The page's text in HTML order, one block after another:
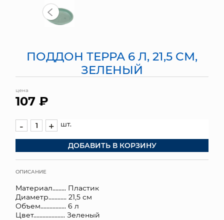
ЯЩИКИ
СУНДУКИ
ПОДАРОЧНЫЕ КАРТЫ
ОПТОВЫМ КЛИЕНТАМ
ПОДДОН ТЕРРА 6 Л, 21,5 СМ,
ЗЕЛЕНЫЙ
цена
107 ₽
- + шт.
ДОБАВИТЬ В КОРЗИНУ
ОПИСАНИЕ
Материал......... Пластик
Диаметр............ 21,5 см
Объем................. 6 л
Цвет..................... Зеленый